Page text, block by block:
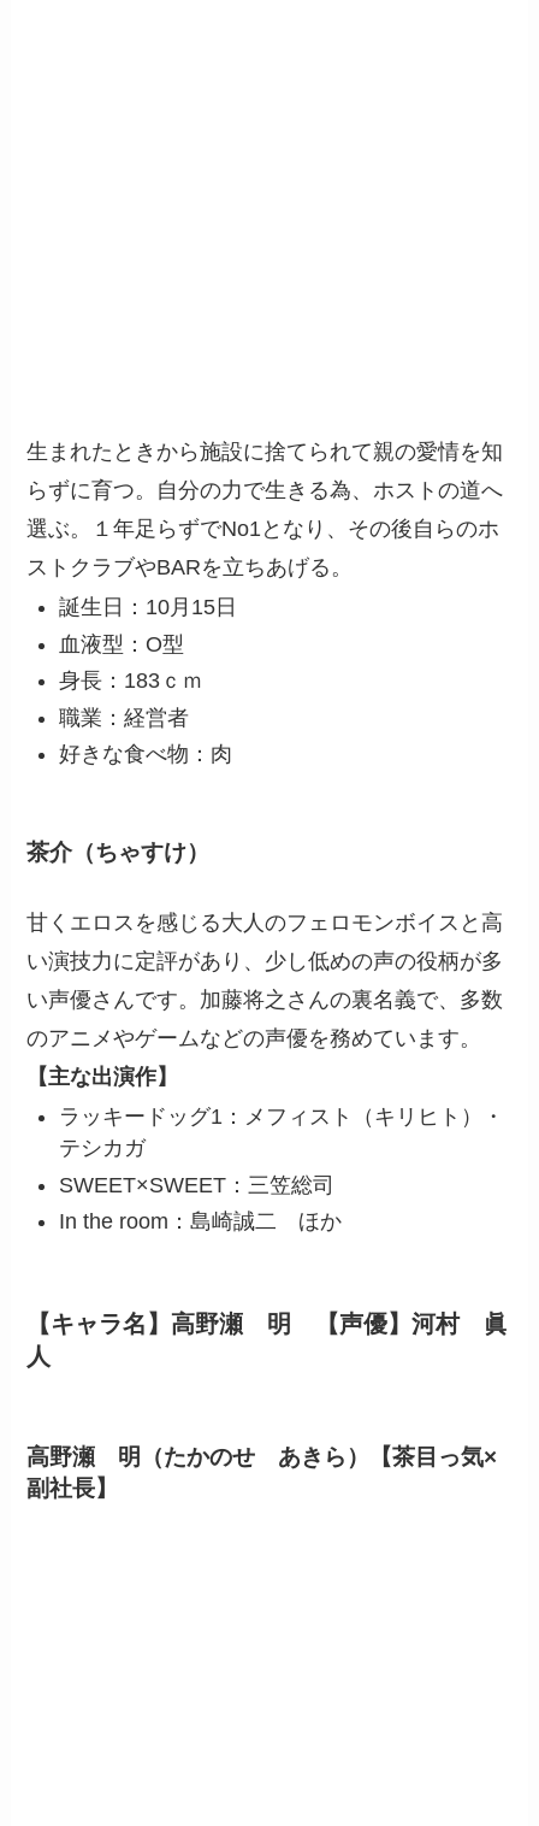
生まれたときから施設に捨てられて親の愛情を知
らずに育つ。自分の力で生きる為、ホストの道へ
選ぶ。１年足らずでNo1となり、その後自らのホ
ストクラブやBARを立ちあげる。
誕生日：10月15日
血液型：O型
身長：183ｃｍ
職業：経営者
好きな食べ物：肉
茶介（ちゃすけ）
甘くエロスを感じる大人のフェロモンボイスと高
い演技力に定評があり、少し低めの声の役柄が多
い声優さんです。加藤将之さんの裏名義で、多数
のアニメやゲームなどの声優を務めています。
【主な出演作】
ラッキードッグ1：メフィスト（キリヒト）・
テシカガ
SWEET×SWEET：三笠総司
In the room：島崎誠二 ほか
【キャラ名】高野瀬 明 【声優】河村 眞
人
高野瀬 明（たかのせ あきら）【茶目っ気×
副社長】